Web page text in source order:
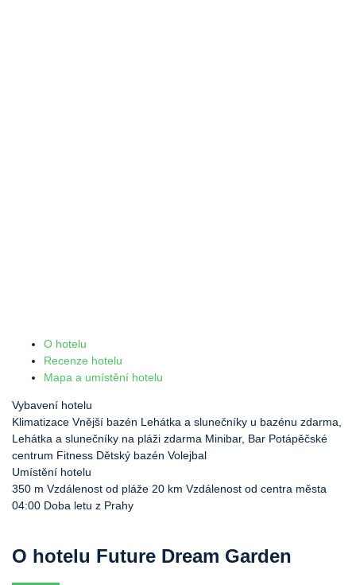
O hotelu
Recenze hotelu
Mapa a umístění hotelu
Vybavení hotelu
Klimatizace Vnější bazén Lehátka a slunečníky u bazénu zdarma,
Lehátka a slunečníky na pláži zdarma Minibar, Bar Potápěčské
centrum Fitness Dětský bazén Volejbal
Umístění hotelu
350 m Vzdálenost od pláže 20 km Vzdálenost od centra města
04:00 Doba letu z Prahy
O hotelu Future Dream Garden